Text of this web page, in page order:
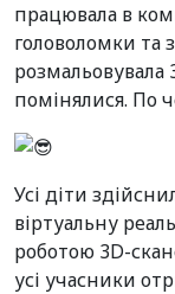
працювала в
головоломки та
помінялися. По
Усі діти
віртуальну
роботою 3D-
усі учасники